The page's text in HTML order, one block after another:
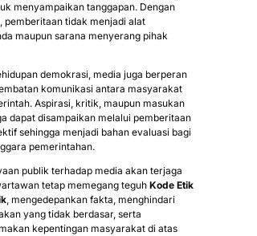
menyampaikan tanggapan. Dengan
pemberitaan tidak menjadi alat
maupun sarana menyerang pihak
demokrasi, media juga berperan
komunikasi antara masyarakat
Aspirasi, kritik, maupun masukan
dapat disampaikan melalui pemberitaan
sehingga menjadi bahan evaluasi bagi
pemerintahan.
publik terhadap media akan terjaga
tetap memegang teguhKode Etik
, mengedepankan fakta, menghindari
yang tidak berdasar, serta
kepentingan masyarakat di atas